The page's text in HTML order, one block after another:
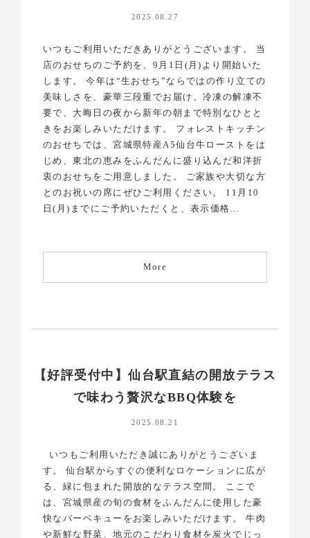
2025.08.27
いつもご利用いただきありがとうございます。 当
店のおせちのご予約を、9月1日(月)より開始いた
します。 今年は“生おせち”ならではの作り立ての
美味しさを、豪華三段重でお届け。冷凍の解凍不
要で、大晦日の夜から新年の朝まで特別なひとと
きをお楽しみいただけます。 フォレストキッチン
のおせちでは、宮城県特産A5仙台牛ローストをは
じめ、東北の恵みをふんだんに盛り込んだ和洋折
衷のおせちをご用意しました。 ご家族や大切な方
とのお祝いの席にぜひご利用ください。 11月10
日(月)までにご予約いただくと、表示価格...
More
【好評受付中】仙台駅直結の開放テラス
で味わう贅沢なBBQ体験を
2025.08.21
いつもご利用いただき誠にありがとうございま
す。 仙台駅からすぐの便利なロケーションに広が
る、緑に包まれた開放的なテラス空間。 ここで
は、宮城県産の旬の食材をふんだんに使用した豪
快なバーベキューをお楽しみいただけます。 牛肉
や新鮮な野菜、地元のこだわり食材を炭火でじっ